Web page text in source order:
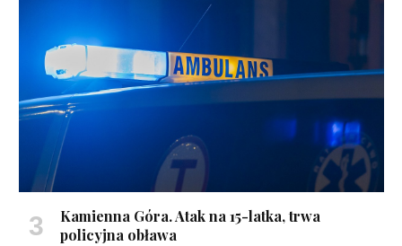
Kamienna Góra. Atak na 15-latka, trwa
policyjna obława